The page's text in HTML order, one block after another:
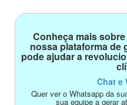
Conheça mais sobre
nossa plataforma de
pode ajudar a
Chat e
Quer ver o Whatsapp da
sua equipe a gerar